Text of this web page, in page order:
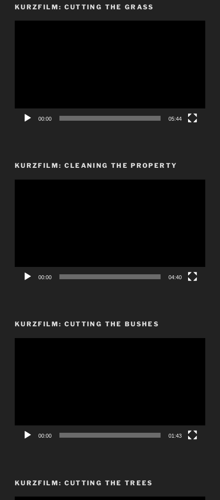
KURZFILM: CUTTING THE GRASS
00:00 05:44
KURZFILM: CLEANING THE PROPERTY
00:00 04:40
KURZFILM: CUTTING THE BUSHES
00:00 01:43
KURZFILM: CUTTING THE TREES